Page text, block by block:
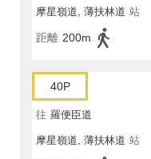
摩星嶺道, 薄扶林道 站
距離 200m
40P
往 羅便臣道
摩星嶺道, 薄扶林道 站